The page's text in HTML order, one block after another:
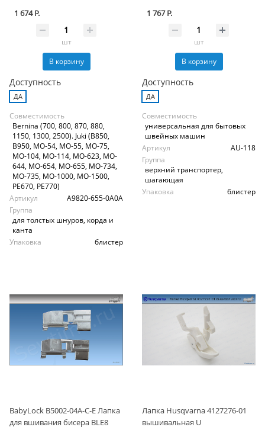
1 674 Р.
шт
В корзину
Доступность
ДА
Совместимость
Bernina (700, 800, 870, 880,
1150, 1300, 2500). Juki (B850,
B950, MO-54, MO-55, MO-75,
MO-104, MO-114, MO-623, MO-
644, MO-654, MO-655, MO-734,
MO-735, MO-1000, MO-1500,
PE670, PE770)
Артикул
A9820-655-0А0А
Группа
для толстых шнуров, корда и
канта
Упаковка
блистер
1 767 Р.
шт
В корзину
Доступность
ДА
Совместимость
универсальная для бытовых
швейных машин
Артикул
AU-118
Группа
верхний транспортер,
шагающая
Упаковка
блистер
BabyLock B5002-04A-C-E Лапка
для вшивания бисера BLE8
Лапка Husqvarna 4127276-01
вышивальная U